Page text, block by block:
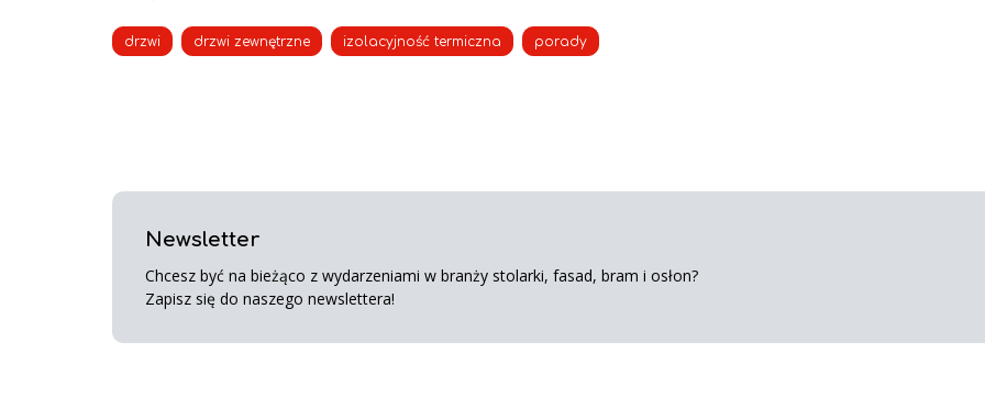
drzwi drzwi zewnętrzne izolacyjność termiczna porady
Newsletter
Chcesz być na bieżąco z wydarzeniami w branży stolarki, fasad, bram i osłon?
Zapisz się do naszego newslettera!